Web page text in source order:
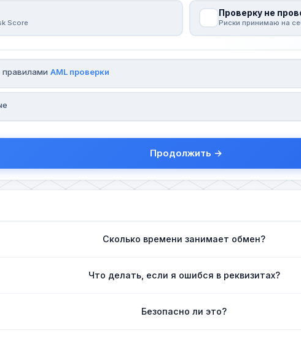
Score
Проверку не
Риски принимаю на
правилами AML проверки
Продолжить →
Сколько времени занимает обмен?
Что делать, если я ошибся в реквизитах?
Безопасно ли это?